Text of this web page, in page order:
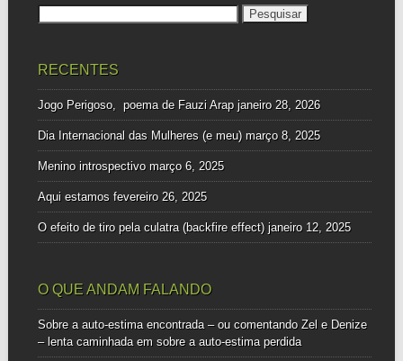
RECENTES
Jogo Perigoso, poema de Fauzi Arap janeiro 28, 2026
Dia Internacional das Mulheres (e meu) março 8, 2025
Menino introspectivo março 6, 2025
Aqui estamos fevereiro 26, 2025
O efeito de tiro pela culatra (backfire effect) janeiro 12, 2025
O QUE ANDAM FALANDO
Sobre a auto-estima encontrada – ou comentando Zel e Denize
– lenta caminhadaem sobre a auto-estima perdida